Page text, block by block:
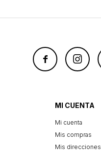
 
MI CUENTA
Mi cuenta
Mis compras
Mis direcciones